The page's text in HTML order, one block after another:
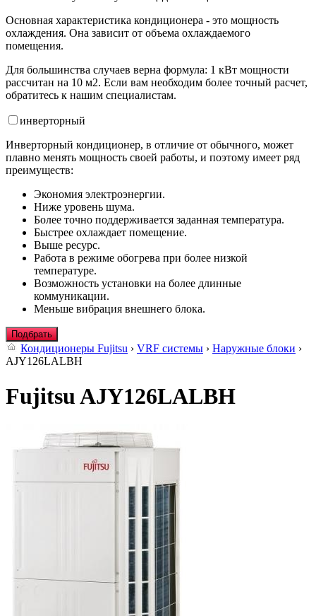
Основная характеристика кондиционера - это мощность
охлаждения. Она зависит от объема охлаждаемого
помещения.
Для большинства случаев верна формула: 1 кВт мощности
рассчитан на 10 м2. Если вам необходим более точный расчет,
обратитесь к нашим специалистам.
инверторный
Инверторный кондиционер, в отличие от обычного, может
плавно менять мощность своей работы, и поэтому имеет ряд
преимуществ:
Экономия электроэнергии.
Ниже уровень шума.
Более точно поддерживается заданная температура.
Быстрее охлаждает помещение.
Выше ресурс.
Работа в режиме обогрева при более низкой
температуре.
Возможность установки на более длинные
коммуникации.
Меньше вибрация внешнего блока.
Подбрать
Кондиционеры Fujitsu › VRF системы › Наружные блоки ›
AJY126LALBH
Fujitsu AJY126LALBH